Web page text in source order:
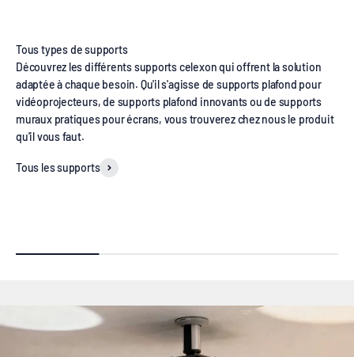
Découvrez les différents supports celexon qui offrent la solution
adaptée à chaque besoin. Qu'il s'agisse de supports plafond pour
vidéoprojecteurs, de supports plafond innovants ou de supports
muraux pratiques pour écrans, vous trouverez chez nous le produit
qu'il vous faut.
Tous les supports